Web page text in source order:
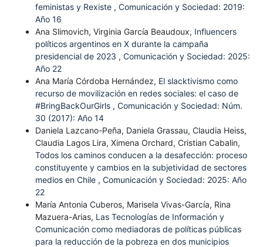
feministas y Rexiste , Comunicación y Sociedad: 2019:
Año 16
Ana Slimovich, Virginia García Beaudoux, Influencers
políticos argentinos en X durante la campaña
presidencial de 2023 , Comunicación y Sociedad: 2025:
Año 22
Ana María Córdoba Hernández, El slacktivismo como
recurso de movilización en redes sociales: el caso de
#BringBackOurGirls , Comunicación y Sociedad: Núm.
30 (2017): Año 14
Daniela Lazcano-Peña, Daniela Grassau, Claudia Heiss,
Claudia Lagos Lira, Ximena Orchard, Cristian Cabalin,
Todos los caminos conducen a la desafección: proceso
constituyente y cambios en la subjetividad de sectores
medios en Chile , Comunicación y Sociedad: 2025: Año
22
María Antonia Cuberos, Marisela Vivas-García, Rina
Mazuera-Arias, Las Tecnologías de Información y
Comunicación como mediadoras de políticas públicas
para la reducción de la pobreza en dos municipios